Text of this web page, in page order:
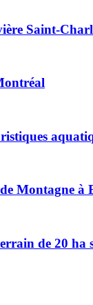
Saint-
Montagne à
de 20 ha